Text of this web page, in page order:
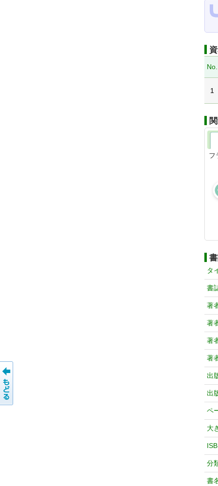
No.
1
フ
タ
書
著
著
著
著
出
出
ペ
大
分
書